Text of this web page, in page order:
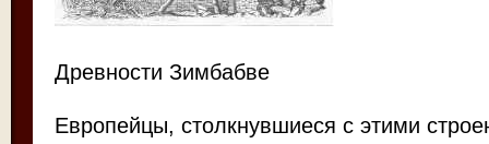
Древности Зимбабве
Европейцы, столкнувшиеся с этими